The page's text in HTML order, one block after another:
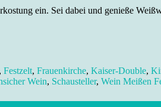
ein. Sei dabei und genieße
, Festzelt, Frauenkirche, Kaiser-Double,
Wein, Schausteller, Wein Meißen